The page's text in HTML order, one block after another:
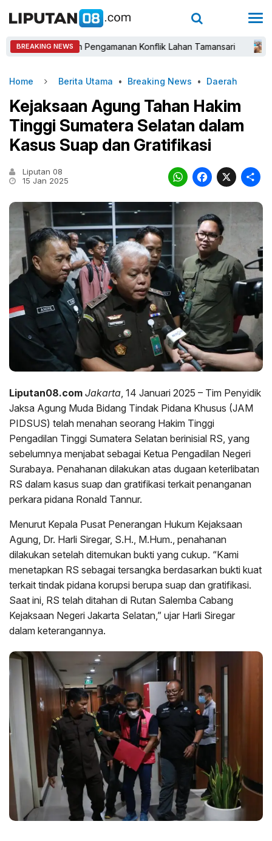
BREAKING NEWS
Pengamanan Konflik Lahan Tamansari Sastra
Home Berita Utama • Breaking News • Daerah
Kejaksaan Agung Tahan Hakim
Tinggi Sumatera Selatan dalam
Kasus Suap dan Gratifikasi
Liputan 08
15 Jan 2025
X
Liputan08.com Jakarta , 14 Januari 2025 – Tim Penyidik
Jaksa Agung Muda Bidang Tindak Pidana Khusus (JAM
PIDSUS) telah menahan seorang Hakim Tinggi
Pengadilan Tinggi Sumatera Selatan berinisial RS, yang
sebelumnya menjabat sebagai Ketua Pengadilan Negeri
Surabaya. Penahanan dilakukan atas dugaan keterlibatan
RS dalam kasus suap dan gratifikasi terkait penanganan
perkara pidana Ronald Tannur.
Menurut Kepala Pusat Penerangan Hukum Kejaksaan
Agung, Dr. Harli Siregar, S.H., M.Hum., penahanan
dilakukan setelah ditemukan bukti yang cukup. “Kami
menetapkan RS sebagai tersangka berdasarkan bukti kuat
terkait tindak pidana korupsi berupa suap dan gratifikasi.
Saat ini, RS telah ditahan di Rutan Salemba Cabang
Kejaksaan Negeri Jakarta Selatan,” ujar Harli Siregar
dalam keterangannya.